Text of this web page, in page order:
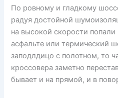
По ровному и гладкому
радуя достойной
на высокой скорости
асфальте или термический
заподлдицо с полотном, то
кроссовера заметно
бывает и на прямой, и в